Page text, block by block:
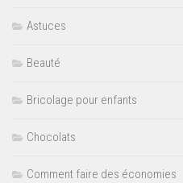
Astuces
Beauté
Bricolage pour enfants
Chocolats
Comment faire des économies